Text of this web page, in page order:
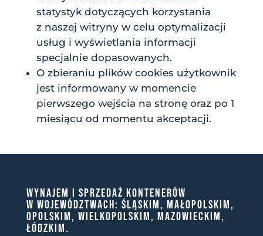
statystyk dotyczących korzystania
z naszej witryny w celu optymalizacji
usług i wyświetlania informacji
specjalnie dopasowanych.
O zbieraniu plików cookies użytkownik
jest informowany w momencie
pierwszego wejścia na stronę oraz po 1
miesiącu od momentu akceptacji.
WYNAJEM I SPRZEDAŻ KONTENERÓW
W WOJEWÓDZTWACH: ŚLĄSKIM, MAŁOPOLSKIM,
OPOLSKIM, WIELKOPOLSKIM, MAZOWIECKIM,
ŁÓDZKIM.